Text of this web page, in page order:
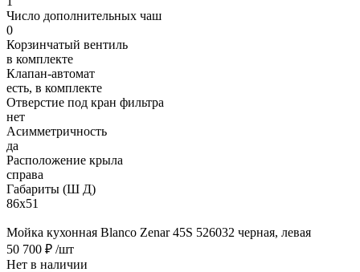
Число дополнительных чаш
0
Корзинчатый вентиль
в комплекте
Клапан-автомат
есть, в комплекте
Отверстие под кран фильтра
нет
Асимметричность
да
Расположение крыла
справа
Габариты (Ш Д)
86х51
Мойка кухонная Blanco Zenar 45S 526032 черная, левая
50 700 ₽ /шт
Нет в наличии